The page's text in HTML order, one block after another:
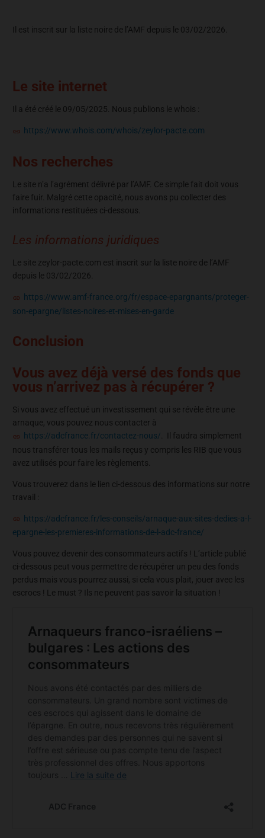
Il est inscrit sur la liste noire de l’AMF depuis le 03/02/2026.
Le site internet
Il a été créé le 09/05/2025. Nous publions le whois :
https://www.whois.com/whois/zeylor-pacte.com
Nos recherches
Le site n’a l’agrément délivré par l’AMF. Ce simple fait doit vous
faire fuir. Malgré cette opacité, nous avons pu collecter des
informations restituées ci-dessous.
Les informations juridiques
Le site zeylor-pacte.com est inscrit sur la liste noire de l’AMF
depuis le 03/02/2026.
https://www.amf-france.org/fr/espace-epargnants/proteger-
son-epargne/listes-noires-et-mises-en-garde
Conclusion
Vous avez déjà versé des fonds que
vous n’arrivez pas à récupérer ?
Si vous avez effectué un investissement qui se révèle être une
arnaque, vous pouvez nous contacter à
https://adcfrance.fr/contactez-nous/. Il faudra simplement
nous transférer tous les mails reçus y compris les RIB que vous
avez utilisés pour faire les règlements.
Vous trouverez dans le lien ci-dessous des informations sur notre
travail :
https://adcfrance.fr/les-conseils/arnaque-aux-sites-dedies-a-l-
epargne-les-premieres-informations-de-l-adc-france/
Vous pouvez devenir des consommateurs actifs ! L’article publié
ci-dessous peut vous permettre de récupérer un peu des fonds
perdus mais vous pourrez aussi, si cela vous plait, jouer avec les
escrocs ! Le must ? Ils ne peuvent pas savoir la situation !